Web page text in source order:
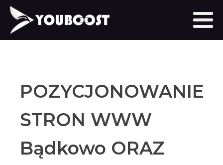
POZYCJONOWANIE
STRON WWW
Bądkowo ORAZ